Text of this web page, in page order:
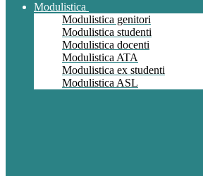
Modulistica
Modulistica genitori
Modulistica studenti
Modulistica docenti
Modulistica ATA
Modulistica ex studenti
Modulistica ASL